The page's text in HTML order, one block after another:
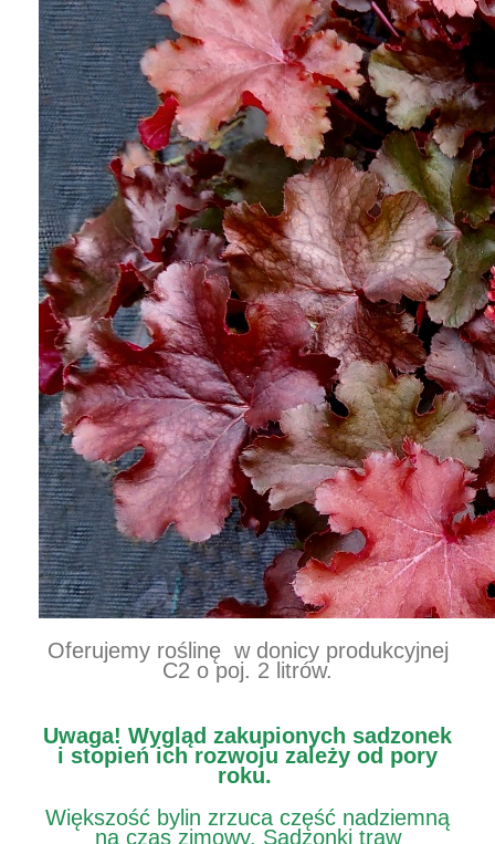
Oferujemy roślinę w donicy produkcyjnej
C2 o poj. 2 litrów.
Uwaga! Wygląd zakupionych sadzonek
i stopień ich rozwoju zależy od pory
roku.
Większość bylin zrzuca część nadziemną
na czas zimowy. Sadzonki traw